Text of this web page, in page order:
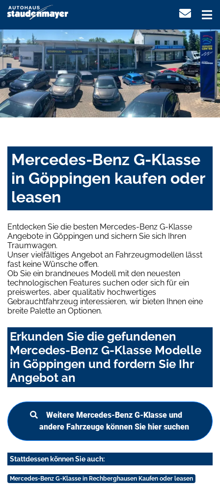
Mercedes-Benz G-Klasse
in Göppingen kaufen oder
leasen
Entdecken Sie die besten Mercedes-Benz G-Klasse
Angebote in Göppingen und sichern Sie sich Ihren
Traumwagen.
Unser vielfältiges Angebot an Fahrzeugmodellen lässt
fast keine Wünsche offen.
Ob Sie ein brandneues Modell mit den neuesten
technologischen Features suchen oder sich für ein
preiswertes, aber qualitativ hochwertiges
Gebrauchtfahrzeug interessieren, wir bieten Ihnen eine
breite Palette an Optionen.
Erkunden Sie die gefundenen
Mercedes-Benz G-Klasse Modelle
in Göppingen und fordern Sie Ihr
Angebot an
Weitere Mercedes-Benz G-Klasse und
andere Fahrzeuge können Sie hier suchen
Stattdessen können Sie auch:
Mercedes-Benz G-Klasse in Rechberghausen Kaufen oder leasen